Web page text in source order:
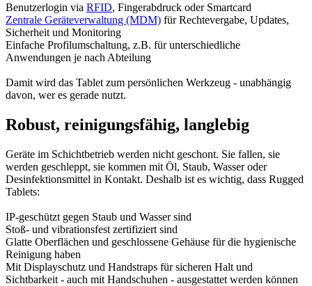
Benutzerlogin via RFID, Fingerabdruck oder Smartcard
Zentrale Geräteverwaltung (MDM) für Rechtevergabe, Updates,
Sicherheit und Monitoring
Einfache Profilumschaltung, z.B. für unterschiedliche
Anwendungen je nach Abteilung
Damit wird das Tablet zum persönlichen Werkzeug - unabhängig
davon, wer es gerade nutzt.
Robust, reinigungsfähig, langlebig
Geräte im Schichtbetrieb werden nicht geschont. Sie fallen, sie
werden geschleppt, sie kommen mit Öl, Staub, Wasser oder
Desinfektionsmittel in Kontakt. Deshalb ist es wichtig, dass Rugged
Tablets:
IP-geschützt gegen Staub und Wasser sind
Stoß- und vibrationsfest zertifiziert sind
Glatte Oberflächen und geschlossene Gehäuse für die hygienische
Reinigung haben
Mit Displayschutz und Handstraps für sicheren Halt und
Sichtbarkeit - auch mit Handschuhen - ausgestattet werden können